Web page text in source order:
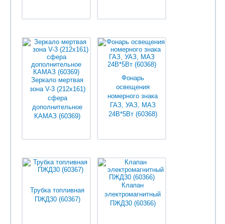
менеджеров
менеджеров
Зеркало мертвая
зона V-3 (212х161)
сфера
дополнительное
КАМАЗ (60369)
менеджеров
Фонарь
освещения
номерного знака
ГАЗ, УАЗ, МАЗ
24В*5Вт (60368)
менеджеров
Трубка топливная
ПЖД30 (60367)
Клапан
электромагнитный
ПЖД30 (60366)